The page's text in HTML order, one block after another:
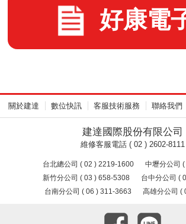
好康電
關於建達 數位快訊 客服技術服務 聯絡我們
建達國際股份有限公司
維修客服電話 ( 02 ) 2602-8111
台北總公司 ( 02 ) 2219-1600
中壢分公司
新竹分公司 ( 03 ) 658-5308
台中分公司 (
台南分公司 ( 06 ) 311-3663
高雄分公司 (